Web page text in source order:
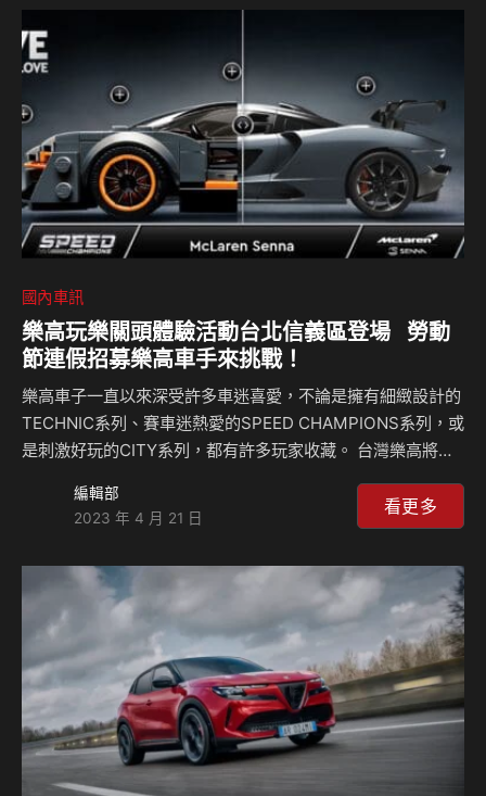
握。 不畏市場景氣 台灣賓士 2024 新車銷售交出雙位數成長
即便豪華車市場整體成長僅 3%，2024 年台灣賓士以高達 31
國內車訊
樂高玩樂關頭體驗活動台北信義區登場 勞動
節連假招募樂高車手來挑戰！
樂高車子一直以來深受許多車迷喜愛，不論是擁有細緻設計的
TECHNIC系列、賽車迷熱愛的SPEED CHAMPIONS系列，或
是刺激好玩的CITY系列，都有許多玩家收藏。 台灣樂高將於
樂關頭」體驗活動，體驗完成即可獲得精美贈禮，並至指定店
家消費還有機會獲得樂高贈禮。現場也展示多款樂高車子新
成為樂高車手！ 相關新聞：
編輯部
2023 年 4 月 21 日
看更多